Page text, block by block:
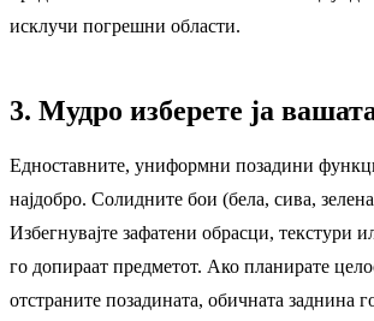
исклучи погрешни области.
3. Мудро изберете ја
Едноставните, униформни позадини
најдобро. Солидните бои (бела, сива,
Избегнувајте зафатени обрасци, текстури
го допираат предметот. Ако планирате
отстраните позадината, обичната заднина